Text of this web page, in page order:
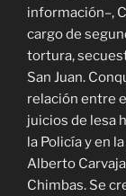
información–,
cargo de
tortura,
San Juan.
relación entre
juicios de lesa
la Policía y en
Alberto
Chimbas. Se